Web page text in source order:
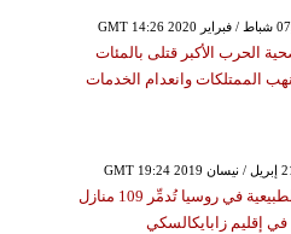
الحرب الأكبر قتلى بالمئات
الممتلكات وانعدام الخدمات
الحرائق الطبيعية في روسيا تُدمِّر 109 منازل
في إقليم زابايكالسكي